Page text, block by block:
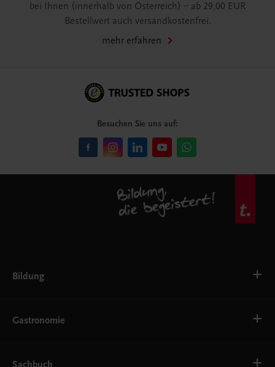
bei Ihnen (innerhalb von Österreich) – ab 29,00 EUR
Bestellwert auch versandkostenfrei.
mehr erfahren
Besuchen Sie uns auf:
Bildung
AHS
EWF/ZWF
Gastronomie
Getränke
Sachbuch